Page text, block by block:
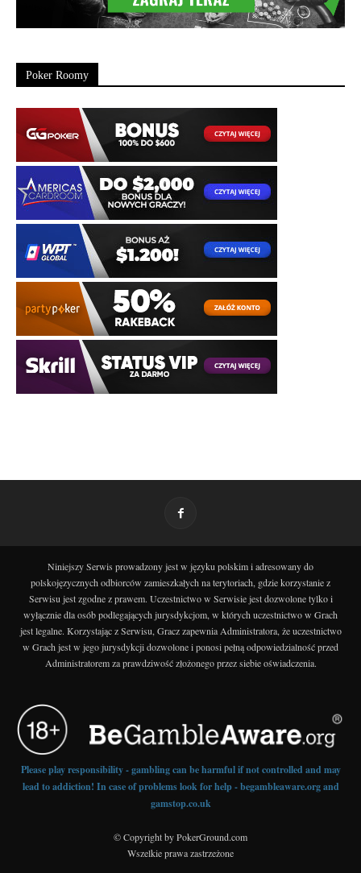
Poker Roomy
Niniejszy Serwis prowadzony jest w języku polskim i adresowany do
polskojęzycznych odbiorców zamieszkałych na terytoriach, gdzie korzystanie z
Serwisu jest zgodne z prawem. Uczestnictwo w Serwisie jest dozwolone tylko i
wyłącznie dla osób podlegających jurysdykcjom, w których uczestnictwo w Grach
jest legalne. Korzystając z Serwisu, Gracz zapewnia Administratora, że uczestnictwo
w Grach jest w jego jurysdykcji dozwolone i ponosi pełną odpowiedzialność przed
Administratorem za prawdziwość złożonego przez siebie oświadczenia.
Please play responsibility - gambling can be harmful if not controlled and may
lead to addiction! In case of problems look for help - begambleaware.org and
gamstop.co.uk
© Copyright by PokerGround.com
Wszelkie prawa zastrzeżone